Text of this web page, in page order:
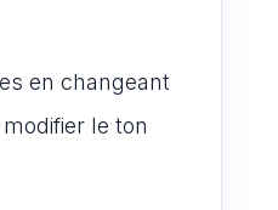
en changeant
le ton